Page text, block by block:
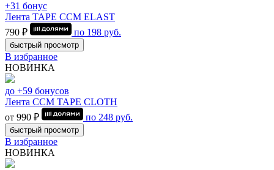
+31 бонус
Лента TAPE CCM ELAST
790 ₽
по 198 руб.
быстрый просмотр
В избранное
НОВИНКА
до +59 бонусов
Лента CCM TAPE CLOTH
от 990 ₽
по 248 руб.
быстрый просмотр
В избранное
НОВИНКА